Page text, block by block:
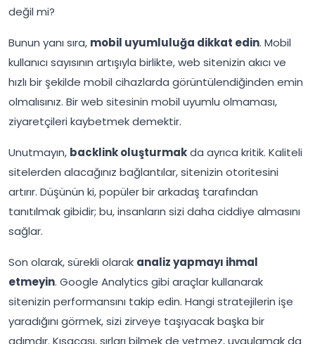
değil mi?
Bunun yanı sıra, mobil uyumluluğa dikkat edin. Mobil
kullanıcı sayısının artışıyla birlikte, web sitenizin akıcı ve
hızlı bir şekilde mobil cihazlarda görüntülendiğinden emin
olmalısınız. Bir web sitesinin mobil uyumlu olmaması,
ziyaretçileri kaybetmek demektir.
Unutmayın, backlink oluşturmakda ayrıca kritik. Kaliteli
sitelerden alacağınız bağlantılar, sitenizin otoritesini
artırır. Düşünün ki, popüler bir arkadaş tarafından
tanıtılmak gibidir; bu, insanların sizi daha ciddiye almasını
sağlar.
Son olarak, sürekli olarak analiz yapmayı ihmal
etmeyin. Google Analytics gibi araçlar kullanarak
sitenizin performansını takip edin. Hangi stratejilerin işe
yaradığını görmek, sizi zirveye taşıyacak başka bir
adımdır. Kısacası, sırları bilmek de yetmez, uygulamak da